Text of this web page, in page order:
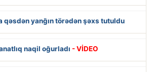
qəsdən yanğın törədən şəxs tutuldu
naqil oğurladı - VİDEO